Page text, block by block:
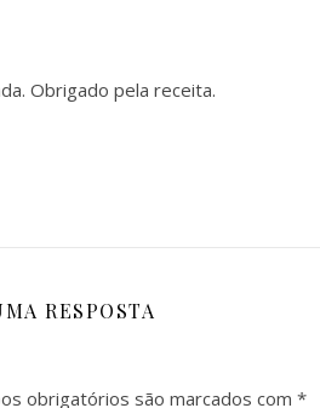
Obrigado pela receita.
RESPOSTA
obrigatórios são marcados com *